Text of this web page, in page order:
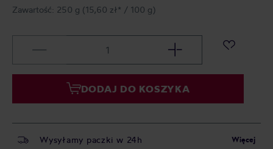
Zawartość: 250 g (15,60 zł* / 100 g)
DODAJ DO KOSZYKA
Wysyłamy paczki w 24h Więcej